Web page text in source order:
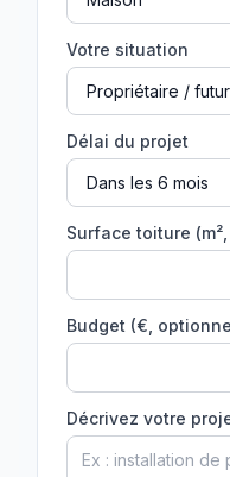
Votre situation
Délai du projet
Surface toiture
Budget (€,
Décrivez votre